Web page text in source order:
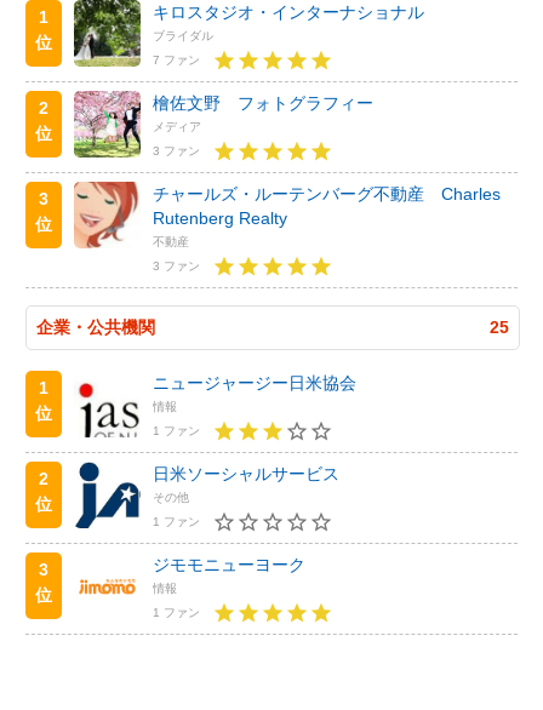
1
位
キロスタジオ・インターナショナル
ブライダル
7 ファン
2
位
檜佐文野 フォトグラフィー
メディア
3 ファン
3
位
チャールズ・ルーテンバーグ不動産 Charles
Rutenberg Realty
不動産
3 ファン
企業・公共機関 25
1
位
ニュージャージー日米協会
情報
1 ファン
2
位
日米ソーシャルサービス
その他
1 ファン
3
位
ジモモニューヨーク
情報
1 ファン